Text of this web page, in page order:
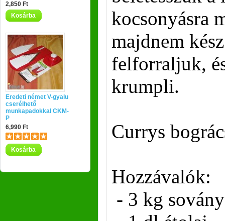
2,850 Ft
Kosárba
Eredeti német V-gyalu
cserélhető
munkapadokkal CKM-
P
6,990 Ft
Kosárba
kocsonyásra
majdnem
felforraljuk,
krumpli.
Currys
Hozzávalók:
- 3 kg